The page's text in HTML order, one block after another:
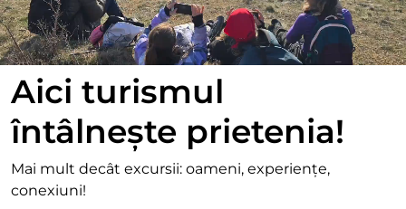
Aici turismul
întâlnește prietenia!
Mai mult decât excursii: oameni, experiențe,
conexiuni!